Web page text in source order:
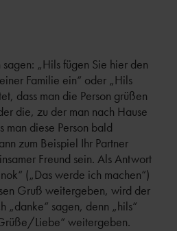
„Hils fügen Sie hier den
Familie ein“ oder „Hils
dass man die Person grüßen
die, zu der man nach Hause
man diese Person bald
zum Beispiel Ihr Partner
Freund sein. Als Antwort
(„Das werde ich machen“)
Gruß weitergeben, wird der
„danke“ sagen, denn „hils“
Liebe“ weitergeben.